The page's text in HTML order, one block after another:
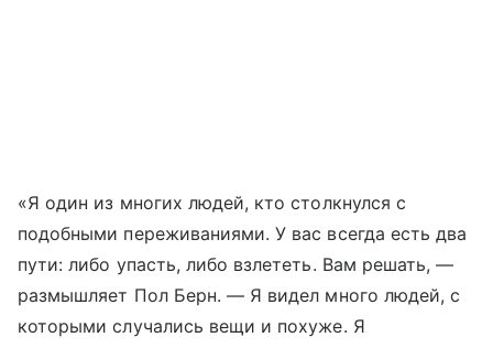
«Я один из многих людей, кто столкнулся с
подобными переживаниями. У вас всегда есть два
пути: либо упасть, либо взлететь. Вам решать, —
размышляет Пол Берн. — Я видел много людей, с
которыми случались вещи и похуже. Я